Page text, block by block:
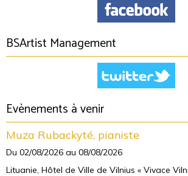
BSArtist Management
Evènements à venir
Muza Rubackyté, pianiste
Du 02/08/2026 au 08/08/2026
Lituanie, Hôtel de Ville de Vilnius « Vivace